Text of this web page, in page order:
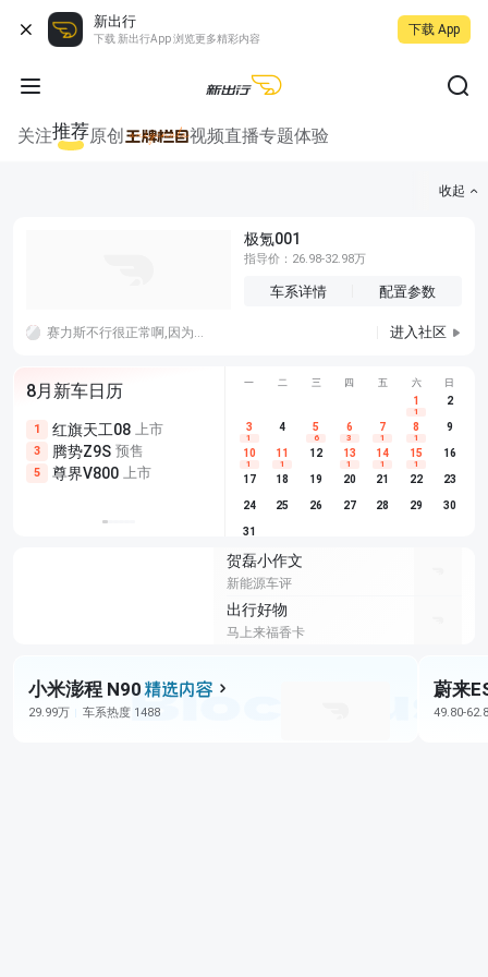
新出行
下载 新出行App 浏览更多精彩内容
下载 App
关注推荐原创 视频直播专题体验
收起
极氪001
指导价：26.98-32.98万
车系详情 配置参数
赛力斯不行很正常啊,因为拿不出手啊，妄想品牌效应，那么就要像特斯拉一样会讲故事，不行就老老实实技术研发，光跟遥遥领先加一个外观是没用的 进入社区
8月新车日历
1 红旗天工08 上市
3 腾势Z9S 预售
5 尊界V800 上市
尊界V680 上市
享界G9 预售
别克至境L7 预售
埃安
长城H10
深蓝S05
一 二 三 四 五 六 日
1
1
2
3
1
4 5
6
6
3
7
1
8
1
9
10
1
11
1
12 13
1
14
1
15
1
16
17 18 19 20 21 22 23
24 25 26 27 28 29 30
31
贺磊小作文
新能源车评
出行好物
马上来福香卡
小米澎程 N90
29.99万 车系热度 1488
蔚来
49.80-